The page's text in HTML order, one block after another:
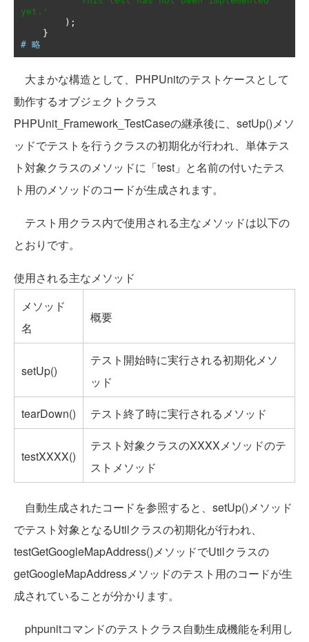
yet.'
);
}
# 略
大まかな構造として、PHPUnitのテストケースとして
動作するオブジェクトクラス
PHPUnit_Framework_TestCaseの継承後に、setUp()メソ
ッドでテストを行うクラスの初期化が行われ、単体テス
ト対象クラスのメソッドに「test」と名前の付いたテス
ト用のメソッドのコードが生成されます。
テスト用クラス内で使用される主なメソッドは以下の
とおりです。
使用される主なメソッド
メソッド
名
概要
setUp()
テスト開始時に実行される初期化メソ
ッド
tearDown()
テスト終了時に実行されるメソッド
testXXXX()
テスト対象クラスのXXXXメソッドのテ
ストメソッド
自動生成されたコードを参照すると、setUp()メソッド
でテスト対象となるUtilクラスの初期化が行われ、
testGetGoogleMapAddress()メソッドでUtilクラスの
getGoogleMapAddressメソッドのテスト用のコードが生
成されていることが分かります。
phpunitコマンドのテストクラス自動生成機能を利用し